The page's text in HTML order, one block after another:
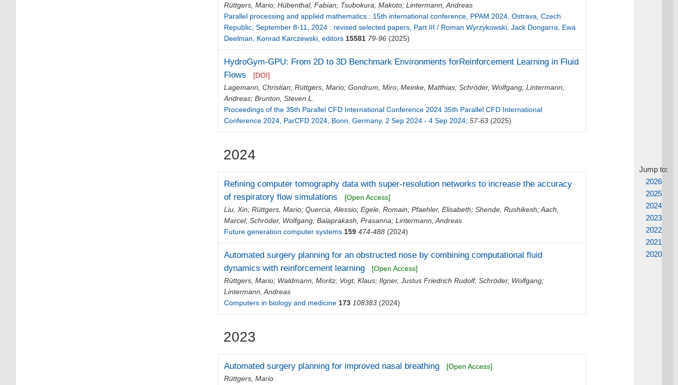
Jump to:
2026
2025
2024
2023
2022
2021
2020
Rüttgers, Mario;Hübenthal, Fabian; Tsubokura, Makoto;Lintermann, Andreas
Parallel processing and applied mathematics : 15th international conference, PPAM 2024, Ostrava, Czech
Republic, September 8-11, 2024 : revised selected papers, Part III / Roman Wyrzykowski, Jack Dongarra, Ewa
Deelman, Konrad Karczewski, editors 15581 79-96 (2025)
HydroGym-GPU: From 2D to 3D Benchmark Environments forReinforcement Learning in Fluid
Flows
[DOI]
Lagemann, Christian;Rüttgers, Mario;Gondrum, Miro;Meinke, Matthias;Schröder, Wolfgang;Lintermann,
Andreas;Brunton, Steven L.
Proceedings of the 35th Parallel CFD International Conference 2024 35th Parallel CFD International
Conference 2024, ParCFD 2024, Bonn, Germany, 2 Sep 2024 - 4 Sep 2024; 57-63 (2025)
2024
Refining computer tomography data with super-resolution networks to increase the accuracy
of respiratory flow simulations
[Open Access]
Liu, Xin;Rüttgers, Mario;Quercia, Alessio;Egele, Romain;Pfaehler, Elisabeth;Shende, Rushikesh;Aach,
Marcel;Schröder, Wolfgang;Balaprakash, Prasanna;Lintermann, Andreas
Future generation computer systems 159 474-488 (2024)
Automated surgery planning for an obstructed nose by combining computational fluid
dynamics with reinforcement learning
[Open Access]
Rüttgers, Mario; Waldmann, Moritz; Vogt, Klaus;Ilgner, Justus Friedrich Rudolf;Schröder, Wolfgang;
Lintermann, Andreas
Computers in biology and medicine 173 108383 (2024)
2023
Automated surgery planning for improved nasal breathing
[Open Access]
Rüttgers, Mario